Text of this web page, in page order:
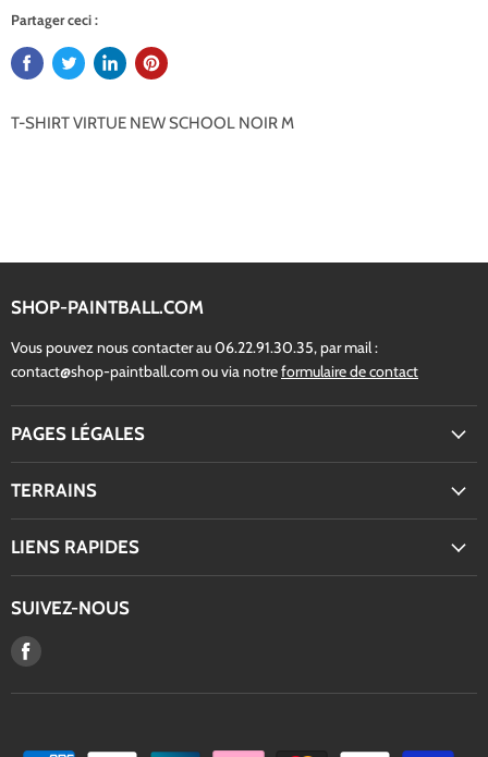
Partager ceci :
T-SHIRT VIRTUE NEW SCHOOL NOIR M
SHOP-PAINTBALL.COM
Vous pouvez nous contacter au 06.22.91.30.35, par mail :
contact@shop-paintball.com ou via notreformulaire de contact
PAGES LÉGALES
TERRAINS
LIENS RAPIDES
SUIVEZ-NOUS
Trouvez-
sur